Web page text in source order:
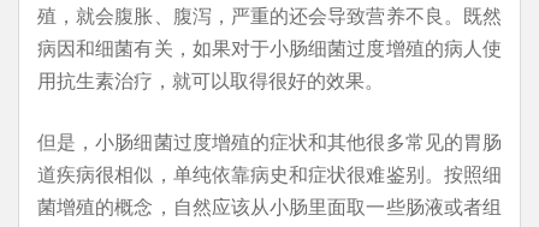
殖，就会腹胀、腹泻，严重的还会导致营养不良。既然
病因和细菌有关，如果对于小肠细菌过度增殖的病人使
用抗生素治疗，就可以取得很好的效果。
但是，小肠细菌过度增殖的症状和其他很多常见的胃肠
道疾病很相似，单纯依靠病史和症状很难鉴别。按照细
菌增殖的概念，自然应该从小肠里面取一些肠液或者组